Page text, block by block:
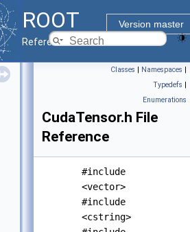
ROOT
Version master
Reference Guide
Classes | Namespaces |
Typedefs |
Enumerations
CudaTensor.h File
Reference
#include
<vector>
#include
<cstring>